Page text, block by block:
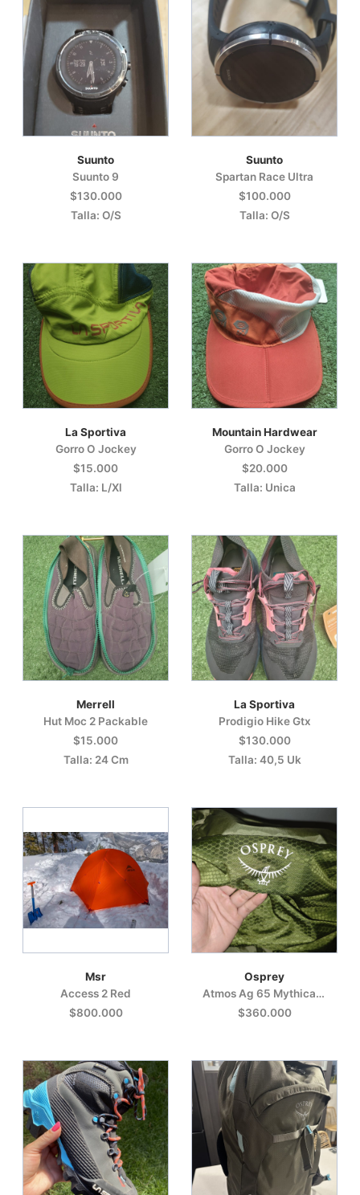
Suunto
Suunto 9
$130.000
Talla: O/S
Suunto
Spartan Race Ultra
$100.000
Talla: O/S
La Sportiva
Gorro O Jockey
$15.000
Talla: L/Xl
Mountain Hardwear
Gorro O Jockey
$20.000
Talla: Unica
Merrell
Hut Moc 2 Packable
$15.000
Talla: 24 Cm
La Sportiva
Prodigio Hike Gtx
$130.000
Talla: 40,5 Uk
Msr
Access 2 Red
$800.000
Osprey
Atmos Ag 65 Mythical Green
$360.000